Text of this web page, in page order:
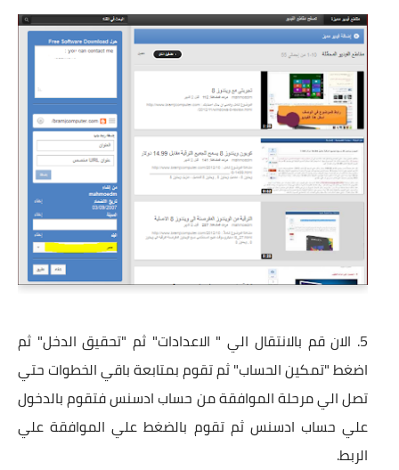
الان قم بالانتقال الي " الاعدادات" ثم "تحقيق الدخل" ثم
اضغط "تمكين الحساب" ثم تقوم بمتابعة باقي الخطوات حتي
تصل الي مرحلة الموافقة من حساب ادسنس فتقوم بالدخول
علي حساب ادسنس ثم تقوم بالضغط علي الموافقة علي
الربط.